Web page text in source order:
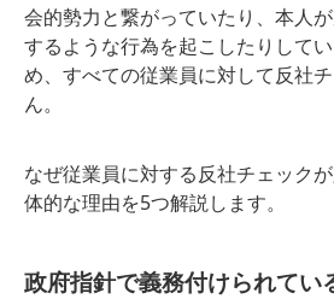
会的勢力と繋がっていたり、本人
するような行為を起こしたりして
め、すべての従業員に対して反社
ん。
なぜ従業員に対する反社チェック
体的な理由を5つ解説します。
政府指針で義務付けられてい